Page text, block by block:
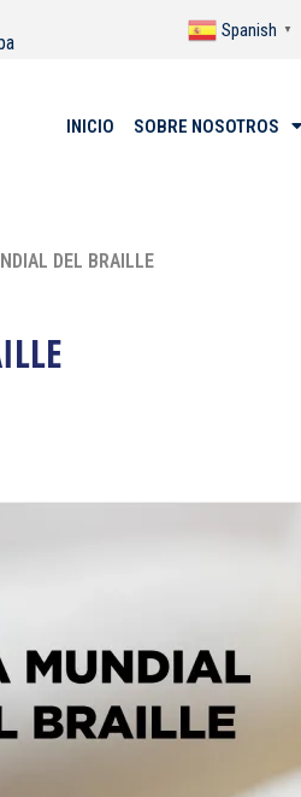
Spanish ▼
INICIO SOBRE NOSOTROS
DEL BRAILLE